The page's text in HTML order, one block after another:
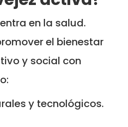
en la salud.
el bienestar
y social con
y tecnológicos.